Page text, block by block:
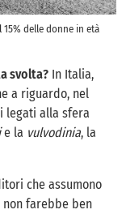
delle donne in età
svolta? In Italia,
a riguardo, nel
legati alla sfera
e la vulvodinia, la
che assumono
non farebbe ben